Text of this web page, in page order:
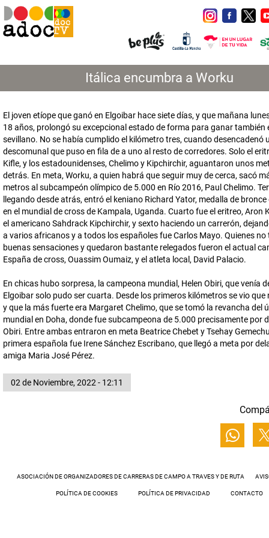
Itálica encumbra a Worku
El joven etíope que ganó en Elgoibar hace siete días, y que mañana
18 años, prolongó su excepcional estado de forma para ganar también
sevillano. No se había cumplido el kilómetro tres, cuando desencadenó
descomunal que puso en fila de a uno al resto de corredores. Solo el
Kifle, y los estadounidenses, Chelimo y Kipchirchir, aguantaron unos
detrás. En meta, Worku, a quien habrá que seguir muy de cerca, sacó
metros al subcampeón olímpico de 5.000 en Río 2016, Paul Chelimo.
llegando desde atrás, entró el keniano Richard Yator, medalla de bronce
en el mundial de cross de Kampala, Uganda. Cuarto fue el eritreo, Aron
el americano Sahdrack Kipchirchir, y sexto haciendo un carrerón,
a varios africanos y a todos los españoles fue Carlos Mayo. Quienes no
buenas sensaciones y quedaron bastante relegados fueron el actual
España de cross, Ouassim Oumaiz, y el atleta local, David Palacio.
En chicas hubo sorpresa, la campeona mundial, Helen Obiri, que venía
Elgoibar solo pudo ser cuarta. Desde los primeros kilómetros se vio que
y que la más fuerte era Margaret Chelimo, que se tomó la revancha del
mundial en Doha, donde fue subcampeona de 5.000 precisamente por
Obiri. Entre ambas entraron en meta Beatrice Chebet y Tsehay
primera española fue Irene Sánchez Escribano, que llegó a meta por
amiga Maria José Pérez.
02 de Noviembre, 2022 - 12:11
ASOCIACIÓN DE ORGANIZADORES DE CARRERAS DE CAMPO A TRAVES Y DE RUTA
POLÍTICA DE COOKIES POLÍTICA DE PRIVACIDAD CONTACTO